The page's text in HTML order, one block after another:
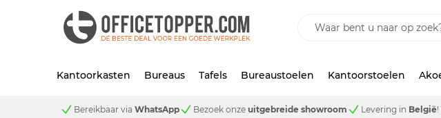
Kantoorkasten Bureaus Tafels Bureaustoelen Kantoorstoelen
Bereikbaar via WhatsApp Bezoek onze uitgebreide showroom Levering in België!